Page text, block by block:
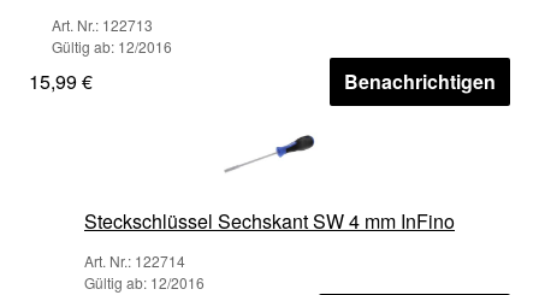
Art. Nr.: 122713
Gültig ab: 12/2016
15,99 € Benachrichtigen
Steckschlüssel Sechskant SW 4 mm InFino
Art. Nr.: 122714
Gültig ab: 12/2016